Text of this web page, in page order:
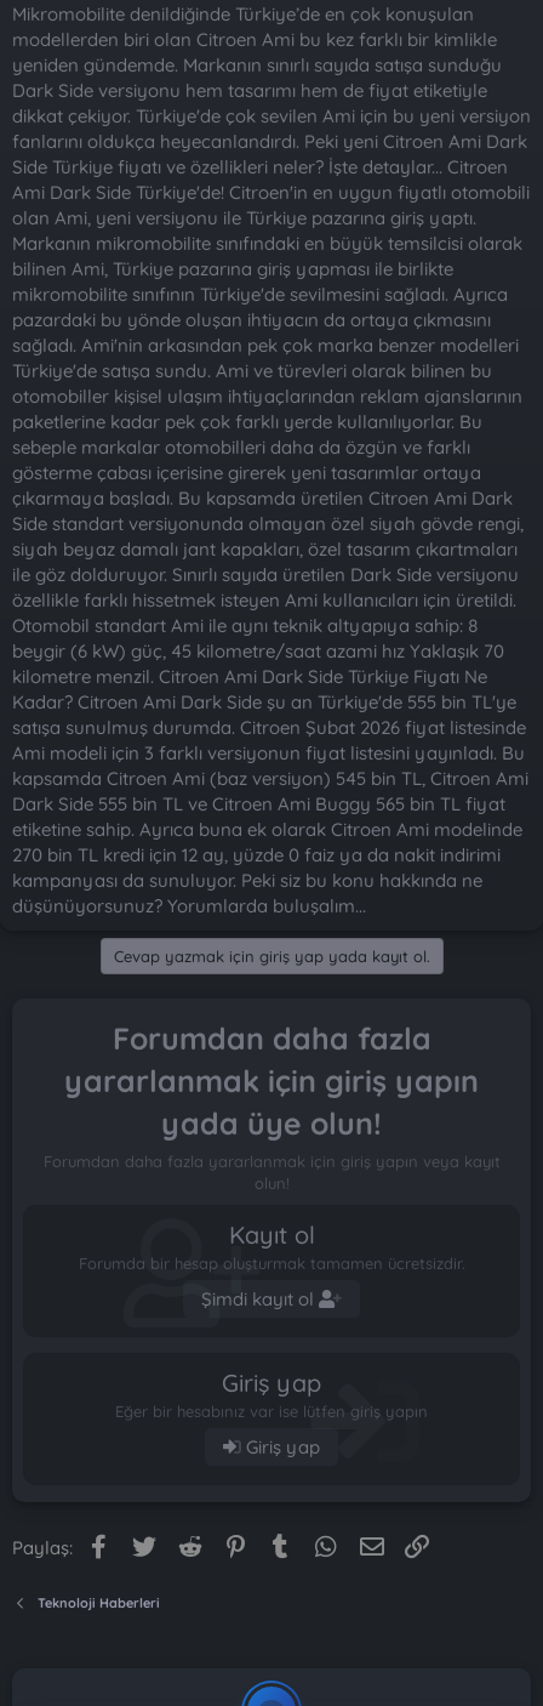
ş
l
a
n
t
a
r
i
h
i
Mikromobilite denildiğinde Türkiye’de en çok konuşulan
modellerden biri olan Citroen Ami bu kez farklı bir kimlikle
yeniden gündemde. Markanın sınırlı sayıda satışa sunduğu
Dark Side versiyonu hem tasarımı hem de fiyat etiketiyle
dikkat çekiyor. Türkiye'de çok sevilen Ami için bu yeni versiyon
fanlarını oldukça heyecanlandırdı. Peki yeni Citroen Ami Dark
Side Türkiye fiyatı ve özellikleri neler? İşte detaylar... Citroen
Ami Dark Side Türkiye'de! Citroen'in en uygun fiyatlı otomobili
olan Ami, yeni versiyonu ile Türkiye pazarına giriş yaptı.
Markanın mikromobilite sınıfındaki en büyük temsilcisi olarak
bilinen Ami, Türkiye pazarına giriş yapması ile birlikte
mikromobilite sınıfının Türkiye'de sevilmesini sağladı. Ayrıca
pazardaki bu yönde oluşan ihtiyacın da ortaya çıkmasını
sağladı. Ami'nin arkasından pek çok marka benzer modelleri
Türkiye'de satışa sundu. Ami ve türevleri olarak bilinen bu
otomobiller kişisel ulaşım ihtiyaçlarından reklam ajanslarının
paketlerine kadar pek çok farklı yerde kullanılıyorlar. Bu
sebeple markalar otomobilleri daha da özgün ve farklı
gösterme çabası içerisine girerek yeni tasarımlar ortaya
çıkarmaya başladı. Bu kapsamda üretilen Citroen Ami Dark
Side standart versiyonunda olmayan özel siyah gövde rengi,
siyah beyaz damalı jant kapakları, özel tasarım çıkartmaları
ile göz dolduruyor. Sınırlı sayıda üretilen Dark Side versiyonu
özellikle farklı hissetmek isteyen Ami kullanıcıları için üretildi.
Otomobil standart Ami ile aynı teknik altyapıya sahip: 8
beygir (6 kW) güç, 45 kilometre/saat azami hız Yaklaşık 70
kilometre menzil. Citroen Ami Dark Side Türkiye Fiyatı Ne
Kadar? Citroen Ami Dark Side şu an Türkiye'de 555 bin TL'ye
satışa sunulmuş durumda. Citroen Şubat 2026 fiyat listesinde
Ami modeli için 3 farklı versiyonun fiyat listesini yayınladı. Bu
kapsamda Citroen Ami (baz versiyon) 545 bin TL, Citroen Ami
Dark Side 555 bin TL ve Citroen Ami Buggy 565 bin TL fiyat
etiketine sahip. Ayrıca buna ek olarak Citroen Ami modelinde
270 bin TL kredi için 12 ay, yüzde 0 faiz ya da nakit indirimi
kampanyası da sunuluyor. Peki siz bu konu hakkında ne
düşünüyorsunuz? Yorumlarda buluşalım...
Cevap yazmak için giriş yap yada kayıt ol.
Forumdan daha fazla
yararlanmak için giriş yapın
yada üye olun!
Forumdan daha fazla yararlanmak için giriş yapın veya kayıt
olun!
Kayıt ol
Forumda bir hesap oluşturmak tamamen ücretsizdir.
Şimdi kayıt ol
Giriş yap
Eğer bir hesabınız var ise lütfen giriş yapın
Giriş yap
Paylaş: Facebook
Twitter Reddit PinterestTumblr WhatsApp
E-posta
Teknoloji Haberleri